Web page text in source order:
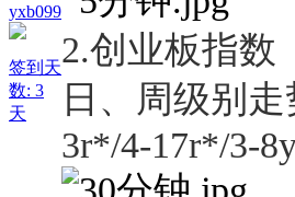
yxb099
签到天
数: 3
天
2.创业板指数
日、周级别
3r*/4-17r*/3-